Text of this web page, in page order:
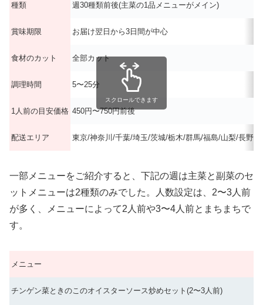
種類 週30種類前後(主菜の1品メニューがメイン)
賞味期限 お届け翌日から3日間が中心
食材のカット 全部カット
調理時間 5〜25分
1人前の目安価格 450円〜750円前後
配送エリア 東京/神奈川/千葉/埼玉/茨城/栃木/群馬/福島/山梨/長野/
スクロールできます
一部メニューをご紹介すると、下記の週は主菜と副菜のセ
ットメニューは2種類のみでした。人数設定は、2〜3人前
が多く、メニューによって2人前や3〜4人前とまちまちで
す。
メニュー
チンゲン菜ときのこのオイスターソース炒めセット(2〜3人前)